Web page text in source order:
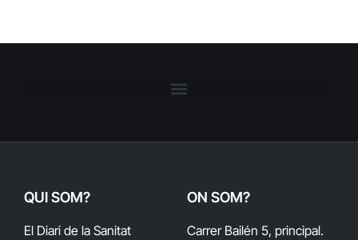
QUI SOM?
El Diari de la Sanitat
ON SOM?
Carrer Bailén 5, principal.